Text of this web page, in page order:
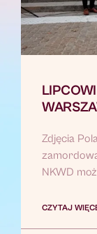
Zdjęcia
NKWD
CZYTAJ